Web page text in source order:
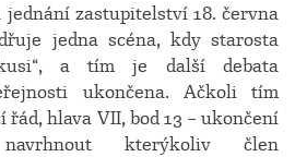
jednání zastupitelství 18. června
jedna scéna, kdy starosta
a tím je další debata
ukončena. Ačkoli tím
hlava VII, bod 13 – ukončení
kterýkoliv člen